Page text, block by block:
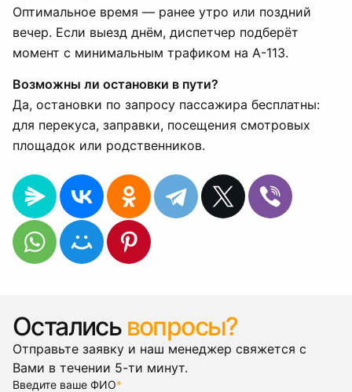
Оптимальное время — ранее утро или поздний
вечер. Если выезд днём, диспетчер подберёт
момент с минимальным трафиком на А-113.
Возможны ли остановки в пути?
Да, остановки по запросу пассажира бесплатны:
для перекуса, заправки, посещения смотровых
площадок или родственников.
Остались вопросы?
Отправьте заявку и наш менеджер свяжется с
Вами в течении 5-ти минут.
Введите ваше ФИО*